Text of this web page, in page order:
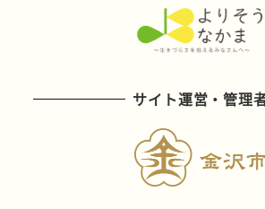
サイト運営・管理